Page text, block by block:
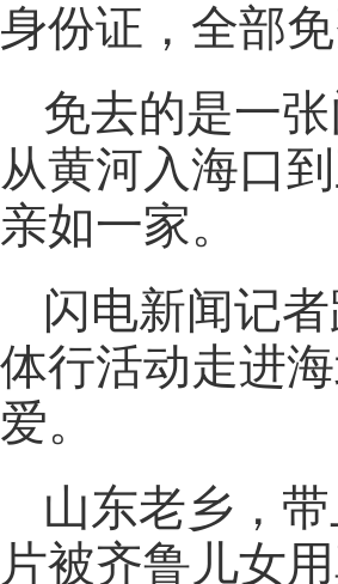
身份证，全部免
免去的是一
从黄河入海口
亲如一家。
闪电新闻记
体行活动走进
爱。
山东老乡，
片被齐鲁儿女